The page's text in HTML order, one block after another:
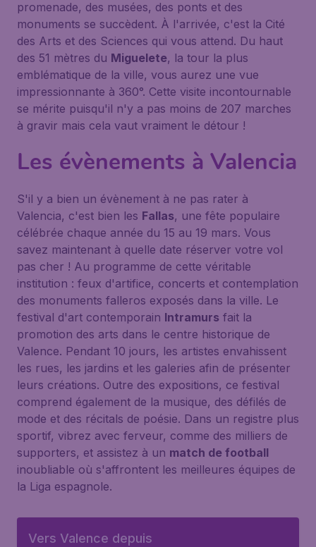
promenade, des musées, des ponts et des
monuments se succèdent. À l'arrivée, c'est la Cité
des Arts et des Sciences qui vous attend. Du haut
des 51 mètres du Miguelete, la tour la plus
emblématique de la ville, vous aurez une vue
impressionnante à 360°. Cette visite incontournable
se mérite puisqu'il n'y a pas moins de 207 marches
à gravir mais cela vaut vraiment le détour !
Les évènements à Valencia
S'il y a bien un évènement à ne pas rater à
Valencia, c'est bien les Fallas, une fête populaire
célébrée chaque année du 15 au 19 mars. Vous
savez maintenant à quelle date réserver votre vol
pas cher ! Au programme de cette véritable
institution : feux d'artifice, concerts et contemplation
des monuments falleros exposés dans la ville. Le
festival d'art contemporain Intramurs fait la
promotion des arts dans le centre historique de
Valence. Pendant 10 jours, les artistes envahissent
les rues, les jardins et les galeries afin de présenter
leurs créations. Outre des expositions, ce festival
comprend également de la musique, des défilés de
mode et des récitals de poésie. Dans un registre plus
sportif, vibrez avec ferveur, comme des milliers de
supporters, et assistez à un match de football
inoubliable où s'affrontent les meilleures équipes de
la Liga espagnole.
Vers Valence depuis